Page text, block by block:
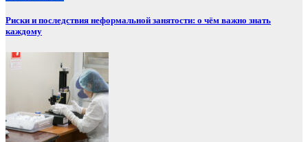
Риски и последствия неформальной занятости: о чём важно знать
каждому